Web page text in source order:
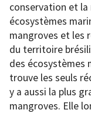
conservation et
écosystèmes
mangroves et les
du territoire
des écosystèmes
trouve les seuls
y a aussi la plus
mangroves. Elle